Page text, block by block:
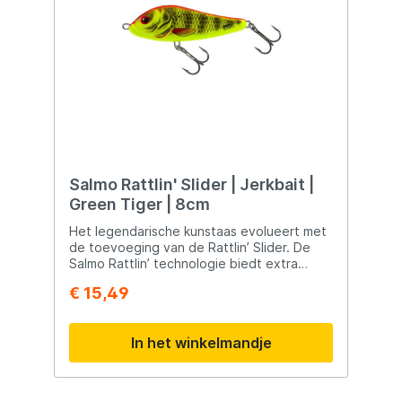
met meedraaiende bevestiging Wateren:
Polder, stadswater, meren & plassen
Salmo Rattlin' Slider | Jerkbait |
Green Tiger | 8cm
Het legendarische kunstaas evolueert met
de toevoeging van de Rattlin’ Slider. De
Salmo Rattlin’ technologie biedt extra
een herrieschopper van jewelste en zal
rovers.
€ 15,49
In het winkelmandje